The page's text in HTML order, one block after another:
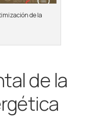
de la
de la